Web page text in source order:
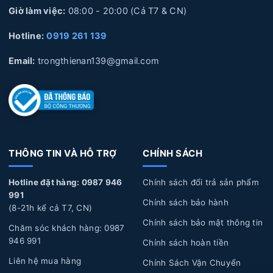
theo thời gian sẽ ảnh hưởng đến tuổi thọ của các linh
kiện bên trong sạc.
mạnh, gãy đứt dây, ẩm ướt, cháy nổ...
Dấu hiệu nhận biết Sạc Laptop Asus bị hư hỏng
Sạc không có tín hiệu:
pin không vào, không có tín hiệu sạc.
dòng thông báo sạc lỗi (Adapter Waring) có nghĩa là sạc
đang bị tụt áp, không đủ công suất để sạc.
Máy chậm bất thường:
Laptop đang sử dụng có dấu
hiệu chậm lag bất thường, sạc pin không vào, mặc dù pin
vẫn tốt.
Giờ làm việc: 08:00 - 20:00 (Cả T7 & CN)
Hotline: 0919 261 139
Email: trongthienan139@gmail.com
THÔNG TIN VÀ HỖ TRỢ
Hotline đặt hàng: 0987 946
991
(8-21h kể cả T7, CN)
Chăm sóc khách hàng: 0987
946 991
Liên hệ mua hàng
CHÍNH SÁCH
Chính sách đổi trả sản phẩm
Chính sách bảo hành
Chính sách bảo mật thông tin
Chính sách hoàn tiền
Chính Sách Vận Chuyển